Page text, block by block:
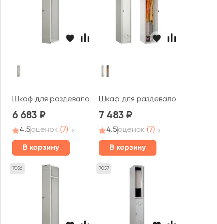
Шкаф для раздевалок ПРАКТИК усиленный ML 01-30
6 683
4.5оценок (7)
В корзину
Шкаф для раздевалок ПРАКТИК
7 483
4.5оценок (7)
В корзину
7056 7057